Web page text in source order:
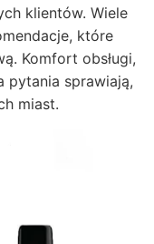
klientów. Wiele
które
Komfort obsługi,
pytania sprawiają,
miast.